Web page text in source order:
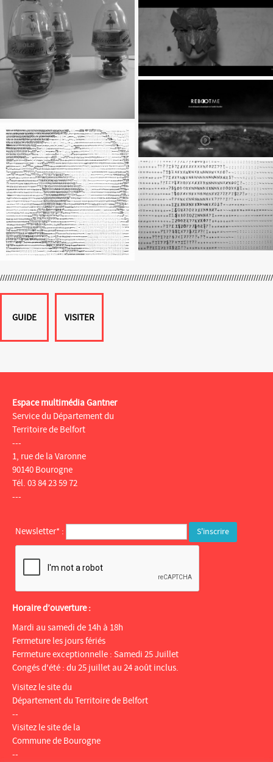
GUIDE VISITER
Espace multimédia Gantner
Service du Département du
Territoire de Belfort
---
1, rue de la Varonne
90140 Bourogne
Tél. 03 84 23 59 72
---
Newsletter* :
Horaire d’ouverture :
Mardi au samedi de 14h à 18h
Fermeture les jours fériés
Fermeture exceptionnelle : Samedi 25 Juillet
Congés d'été : du 25 juillet au 24 août inclus.
Visitez le site du
Département du Territoire de Belfort
--
Visitez le site de la
Commune de Bourogne
--